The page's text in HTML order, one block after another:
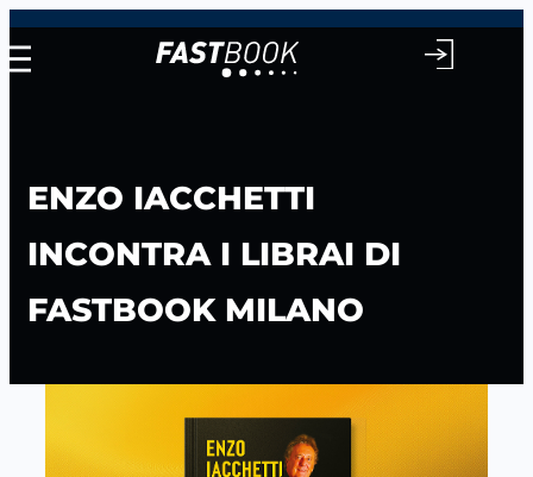
Vai
al
ENZO IACCHETTI
INCONTRA I LIBRAI DI
FASTBOOK MILANO